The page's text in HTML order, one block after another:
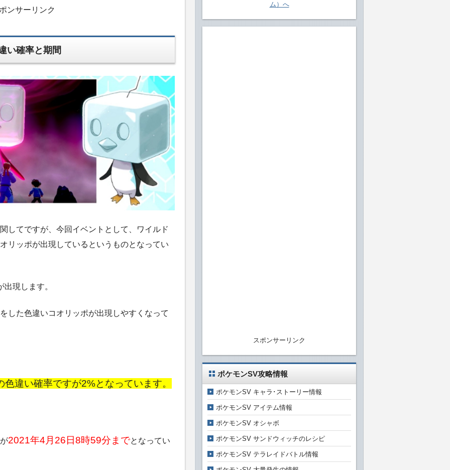
ンサーリンク
い確率と期間
してですが、今回イベントとして、ワイルド
リッポが出現しているというものとなってい
現します。
した色違いコオリッポが出現しやすくなって
違い確率ですが2%となっています。
2021年4月26日8時59分までとなってい
スポンサーリンク
ポケモンSV攻略情報
ポケモンSV キャラ･ストーリー情報
ポケモンSV アイテム情報
ポケモンSV オシャボ
ポケモンSV サンドウィッチのレシピ
ポケモンSV テラレイドバトル情報